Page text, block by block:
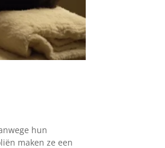
hun
maken ze een